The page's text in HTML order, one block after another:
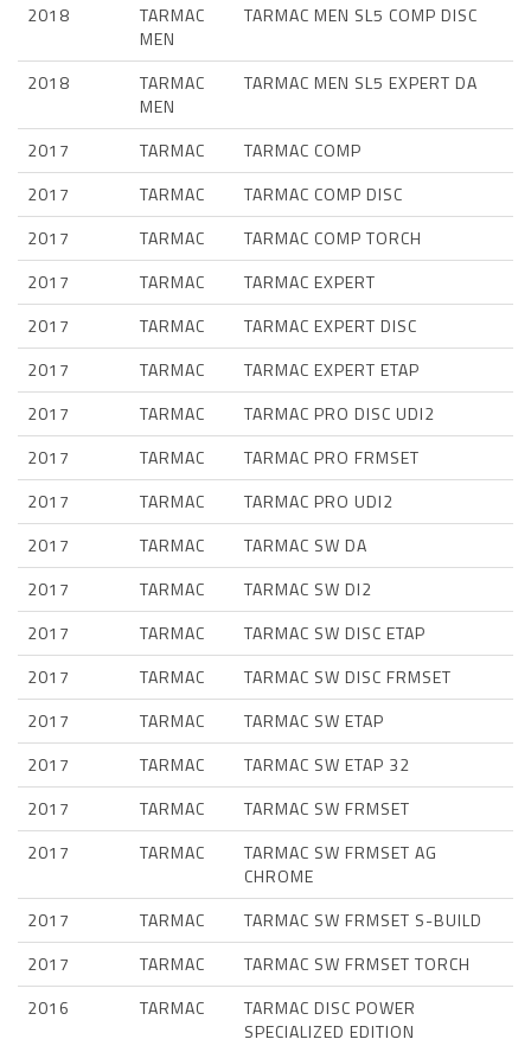
2018
TARMAC
MEN
TARMAC MEN SL5 COMP DISC
2018
TARMAC
MEN
TARMAC MEN SL5 EXPERT DA
2017 TARMAC
TARMAC COMP
2017
TARMAC
TARMAC COMP DISC
2017
TARMAC
TARMAC COMP TORCH
2017
TARMAC
TARMAC EXPERT
2017
TARMAC
TARMAC EXPERT DISC
2017
TARMAC
TARMAC EXPERT ETAP
2017
TARMAC
TARMAC PRO DISC UDI2
2017
TARMAC
TARMAC PRO FRMSET
2017
TARMAC
TARMAC PRO UDI2
2017
TARMAC
TARMAC SW DA
2017
TARMAC
TARMAC SW DI2
2017
TARMAC
TARMAC SW DISC ETAP
2017
TARMAC
TARMAC SW DISC FRMSET
2017
TARMAC
TARMAC SW ETAP
2017
TARMAC
TARMAC SW ETAP 32
2017
TARMAC
TARMAC SW FRMSET
2017
TARMAC
TARMAC SW FRMSET AG
CHROME
2017
TARMAC
TARMAC SW FRMSET S-BUILD
2017
TARMAC
TARMAC SW FRMSET TORCH
2016
TARMAC
TARMAC DISC POWER
SPECIALIZED EDITION